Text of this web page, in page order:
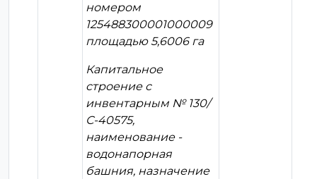
номером
125488300001000009
площадью 5,6006 га
Капитальное
строение с
инвентарным № 130/
С-40575,
наименование -
водонапорная
башния, назначение